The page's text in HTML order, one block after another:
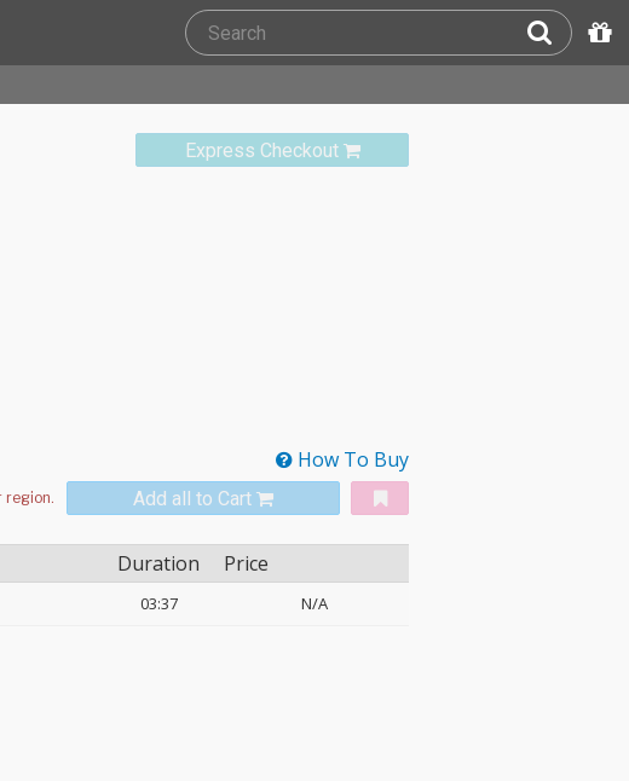
Express Checkout
How To Buy
Add all to Cart
Duration Price
03:37 N/A